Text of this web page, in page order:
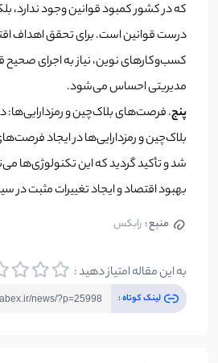
که در کشور کمبود قوانین وجود ندارد،
درست قوانین است. برای تحقق اهداف
کسب‌وکارهای نوین، نیاز به اجرای صحیح
مدیریتی احساس می‌شود.
پنج. فرصت‌های بلاک‌چین و رمزدارایی‌ها:
بلاک‌چین و رمزدارایی‌ها در ایجاد
شد و تأکید گردید که این تکنولوژی‌ها
بهبود اقتصاد و ایجاد تغییرات مثبت در
منبع : رابکس
به این مقاله امتیاز دهید :
لینک کوتاه :